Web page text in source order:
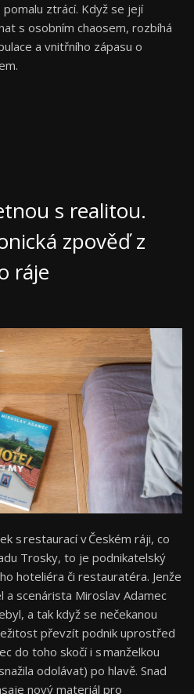
ztrácí. Když se její
s osobním chaosem, rozbíhá
a vnitřního zápasu o
s realitou.
zpověď z
ráje
s restaurací v Českém ráji, co
Trosky, to je podnikatelský
hoteliéra či restauratéra. Jenže
a scenárista Miroslav Adamec
a tak když se nečekanou
převzít podnik uprostřed
do toho skočí i s manželkou
odolávat) po hlavě. Snad
nový materiál pro